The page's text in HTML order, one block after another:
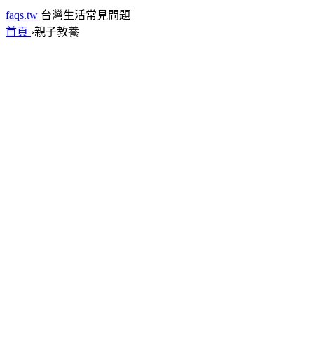
faqs.tw 台灣生活常見問題
首頁 ›親子教養